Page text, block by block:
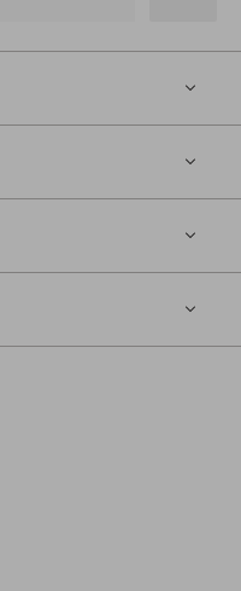
till
favoriter